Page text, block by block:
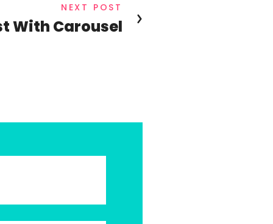
NEXT POST
With Carousel